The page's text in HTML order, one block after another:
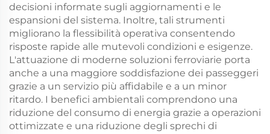
decisioni informate sugli aggiornamenti e le
espansioni del sistema. Inoltre, tali strumenti
migliorano la flessibilità operativa consentendo
risposte rapide alle mutevoli condizioni e esigenze.
L'attuazione di moderne soluzioni ferroviarie porta
anche a una maggiore soddisfazione dei passeggeri
grazie a un servizio più affidabile e a un minor
ritardo. I benefici ambientali comprendono una
riduzione del consumo di energia grazie a operazioni
ottimizzate e una riduzione degli sprechi di